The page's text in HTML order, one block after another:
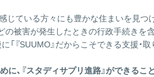
じている方々にも豊かな住まいを見
被害が発生したときの行政手続きを
『SUUMO』だからこそできる支援・取
、『スタディサプリ進路』ができるこ